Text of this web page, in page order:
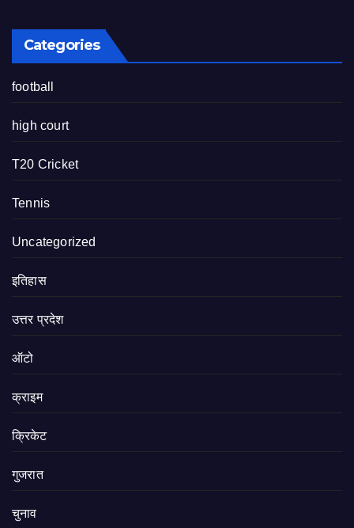
Categories
football
high court
T20 Cricket
Tennis
Uncategorized
इतिहास
उत्तर प्रदेश
ऑटो
क्राइम
क्रिकेट
गुजरात
चुनाव